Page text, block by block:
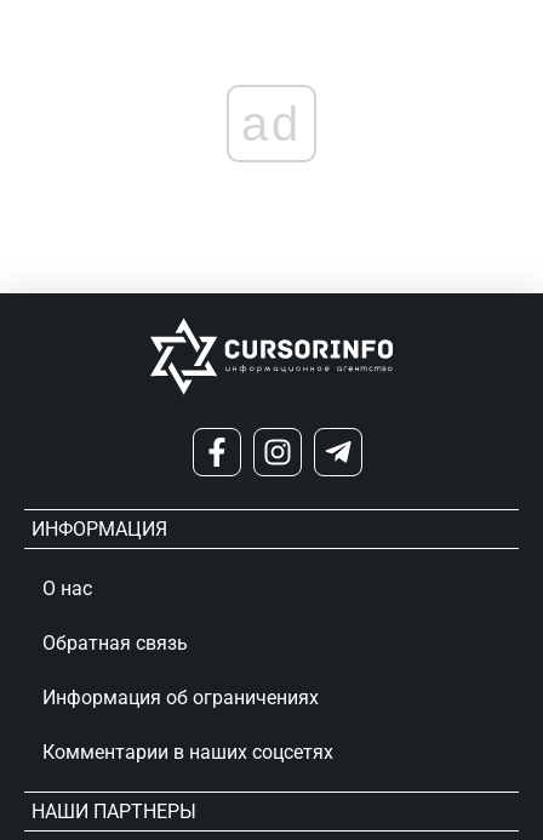
ad
ИНФОРМАЦИЯ
О нас
Обратная связь
Информация об ограничениях
Комментарии в наших соцсетях
НАШИ ПАРТНЕРЫ